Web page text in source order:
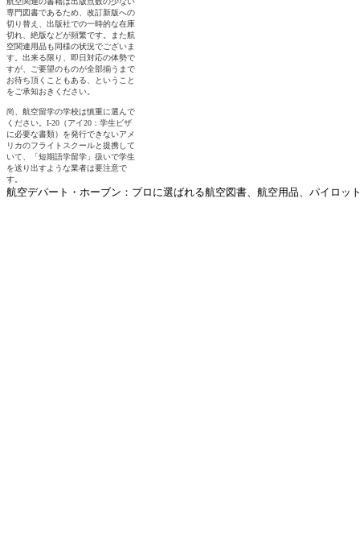
航空デパート・ホーブン：プロに選ばれる航空図書、航空用品、パイロッ